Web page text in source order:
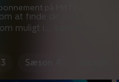
at finde de mest
muligt i
på Mit TV 2.
Sæson 4